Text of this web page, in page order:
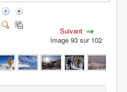
Suivant
Image 93 sur 102